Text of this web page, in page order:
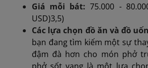
Giá mỗi bát:75.000 -
USD)3,5)
Các lựa chọn đồ ăn và đồ
bạn đang tìm kiếm một sự
đậm đà hơn cho món phở